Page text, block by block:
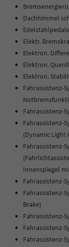
Dachhimmel
Elektr.
Elektron.
Elektron.
Elektron.
Fahrassistenz-
Fahrassistenz-
Fahrassistenz-
(Dynamic Light
Fahrassistenz-
Innenspiegel
Fahrassistenz-
Fahrassistenz-
Brake)
Fahrassistenz-
Fahrassistenz-
Fahrassistenz-